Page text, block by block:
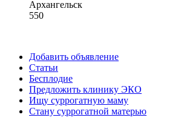
Архангельск
550
Добавить объявление
Статьи
Бесплодие
Предложить клинику ЭКО
Ищу суррогатную маму
Стану суррогатной матерью